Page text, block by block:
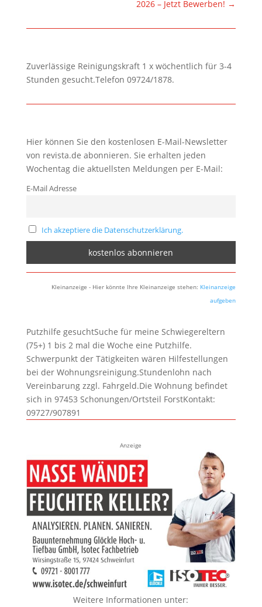
2026 – Jetzt Bewerben! →
Zuverlässige Reinigungskraft 1 x wöchentlich für 3-4
Stunden gesucht.Telefon 09724/1878.
Hier können Sie den kostenlosen E-Mail-Newsletter
von revista.de abonnieren. Sie erhalten jeden
Wochentag die aktuellsten Meldungen per E-Mail:
E-Mail Adresse
Ich akzeptiere die Datenschutzerklärung.
Kleinanzeige - Hier könnte Ihre Kleinanzeige stehen: Kleinanzeige
aufgeben
Putzhilfe gesuchtSuche für meine Schwiegereltern
(75+) 1 bis 2 mal die Woche eine Putzhilfe.
Schwerpunkt der Tätigkeiten wären Hilfestellungen
bei der Wohnungsreinigung.Stundenlohn nach
Vereinbarung zzgl. Fahrgeld.Die Wohnung befindet
sich in 97453 Schonungen/Ortsteil ForstKontakt:
09727/907891
Anzeige
Weitere Informationen unter: